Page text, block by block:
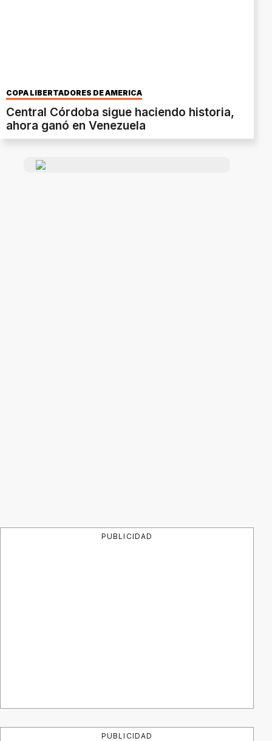
COPA LIBERTADORES DE AMÉRICA
Central Córdoba sigue haciendo historia,
ahora ganó en Venezuela
PUBLICIDAD
PUBLICIDAD